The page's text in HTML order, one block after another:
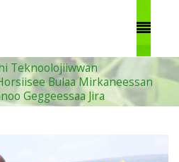
Teknoolojiiwwan
Bulaa Mirkaneessan
Geggeessaa Jira